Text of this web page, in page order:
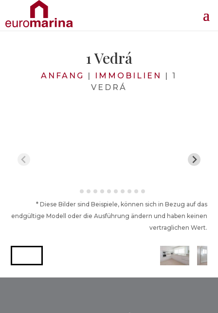
1 Vedrá
ANFANG | IMMOBILIEN |1
VEDRÁ
* Diese Bilder sind Beispiele, können sich in Bezug auf das
endgültige Modell oder die Ausführung ändern und haben keinen
vertraglichen Wert.